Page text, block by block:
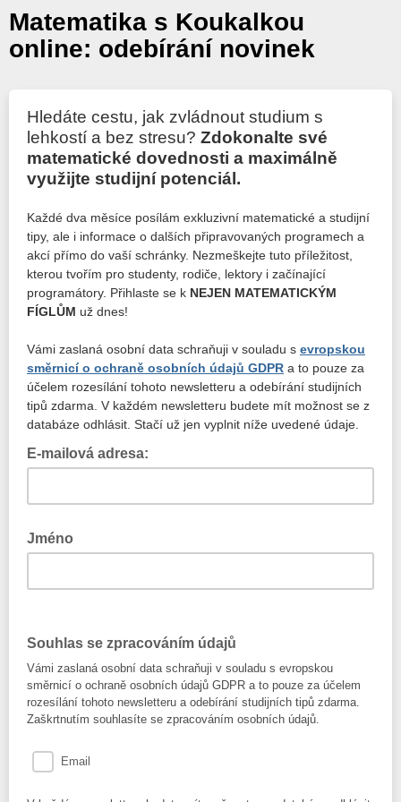
Matematika s Koukalkou
online: odebírání novinek
Hledáte cestu, jak zvládnout studium s
lehkostí a bez stresu? Zdokonalte své
matematické dovednosti a maximálně
využijte studijní potenciál.
Každé dva měsíce posílám exkluzivní matematické a studijní
tipy, ale i informace o dalších připravovaných programech a
akcí přímo do vaší schránky. Nezmeškejte tuto příležitost,
kterou tvořím pro studenty, rodiče, lektory i začínající
programátory. Přihlaste se k NEJEN MATEMATICKÝM
FÍGLŮM už dnes!
Vámi zaslaná osobní data schraňuji v souladu s evropskou
směrnicí o ochraně osobních údajů GDPR a to pouze za
účelem rozesílání tohoto newsletteru a odebírání studijních
tipů zdarma. V každém newsletteru budete mít možnost se z
databáze odhlásit. Stačí už jen vyplnit níže uvedené údaje.
E-mailová adresa:
Jméno
Souhlas se zpracováním údajů
Vámi zaslaná osobní data schraňuji v souladu s evropskou
směrnicí o ochraně osobních údajů GDPR a to pouze za účelem
rozesílání tohoto newsletteru a odebírání studijních tipů zdarma.
Zaškrtnutím souhlasíte se zpracováním osobních údajů.
Email